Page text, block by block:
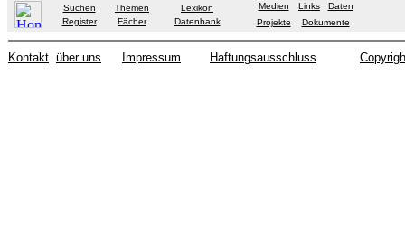
Suchen Themen
Lexikon
Register
Fächer Datenbank
Medien Links
Daten
Projekte
Dokumente
Kontakt über uns Impressum Haftungsausschluss